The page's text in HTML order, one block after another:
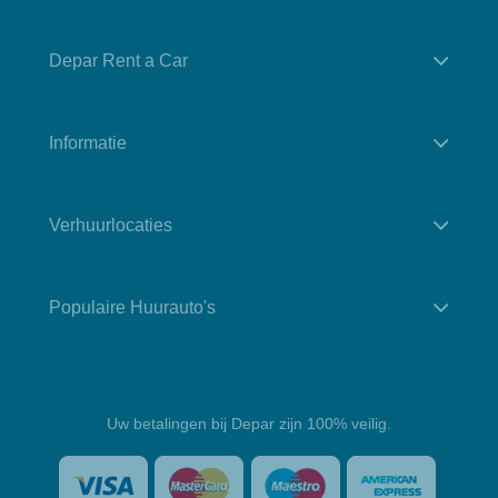
Depar Rent a Car
Informatie
Verhuurlocaties
Populaire Huurauto's
Uw betalingen bij Depar zijn 100% veilig.